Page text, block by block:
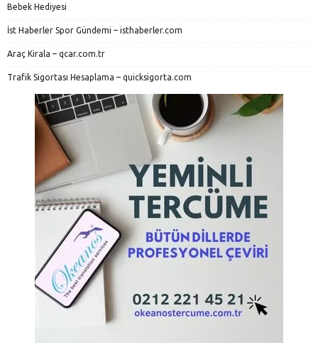
Bebek Hediyesi
İst Haberler Spor Gündemi – isthaberler.com
Araç Kirala – qcar.com.tr
Trafik Sigortası Hesaplama – quicksigorta.com